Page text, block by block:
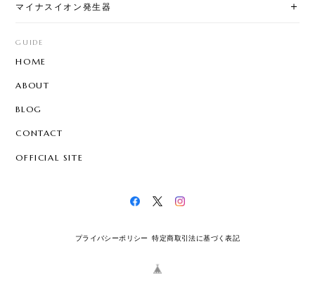
マイナスイオン発生器
GUIDE
HOME
ABOUT
BLOG
CONTACT
OFFICIAL SITE
プライバシーポリシー 特定商取引法に基づく表記